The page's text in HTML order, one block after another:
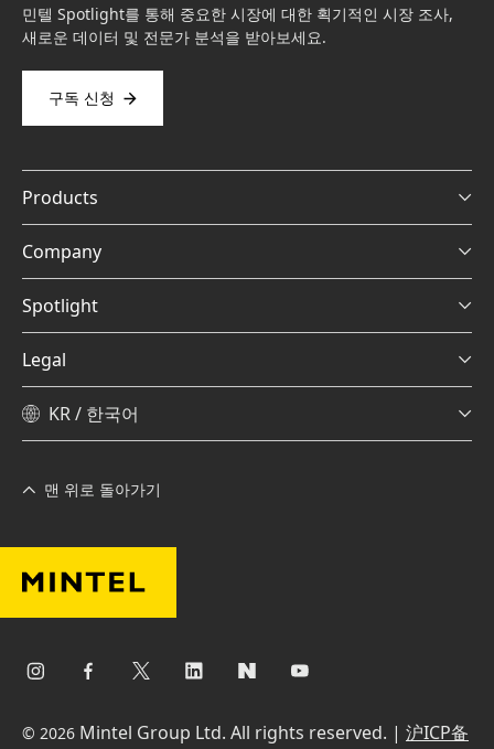
민텔 Spotlight를 통해 중요한 시장에 대한 획기적인 시장 조사,
새로운 데이터 및 전문가 분석을 받아보세요.
구독 신청
Products
Company
Spotlight
Legal
KR / 한국어
맨 위로 돌아가기
© 2026 Mintel Group Ltd. All rights reserved. | 沪ICP备